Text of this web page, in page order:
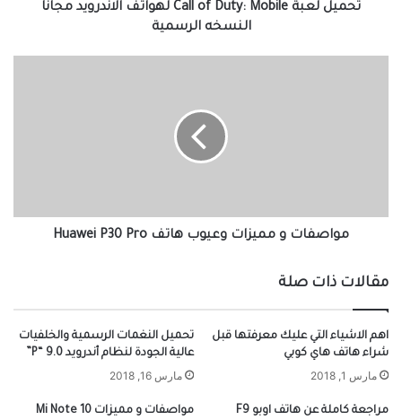
تحميل لعبة Call of Duty: Mobile‏ لهواتف الاندرويد مجانا
النسخه الرسمية
مواصفات و مميزات وعيوب هاتف Huawei P30 Pro
مقالات ذات صلة
اهم الاشياء التي عليك معرفتها قبل
شراء هاتف هاي كوبي
مارس 1, 2018
تحميل النغمات الرسمية والخلفيات
عالية الجودة لنظام أندرويد 9.0 “P”
مارس 16, 2018
مراجعة كاملة عن هاتف اوبو F9 مواصفات و مميزات Mi Note 10